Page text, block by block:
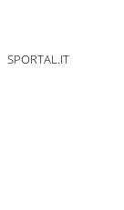
SPORTAL.IT